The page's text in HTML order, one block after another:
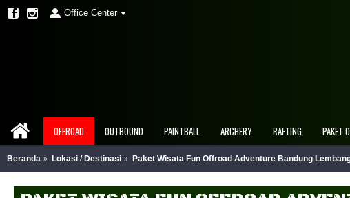
Office Center
OFFROAD OUTBOUND PAINTBALL ARCHERY RAFTING PAKET
Beranda Lokasi / Destinasi Paket Wisata Fun Offroad Adventure Bandung